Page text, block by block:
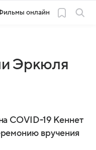
онлайн
Эркюля
COVID-19 Кеннет
вручения